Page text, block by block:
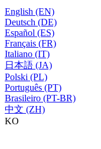
English (EN)
Deutsch (DE)
Español (ES)
Français (FR)
Italiano (IT)
日本語 (JA)
Polski (PL)
Português (PT)
Brasileiro (PT-BR)
中文 (ZH)
KO